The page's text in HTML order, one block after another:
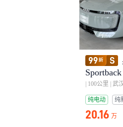
100公里 武
纯电动 纯
20.16 万